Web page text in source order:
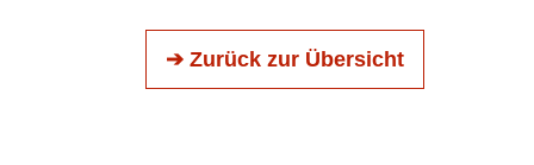
➔ Zurück zur Übersicht